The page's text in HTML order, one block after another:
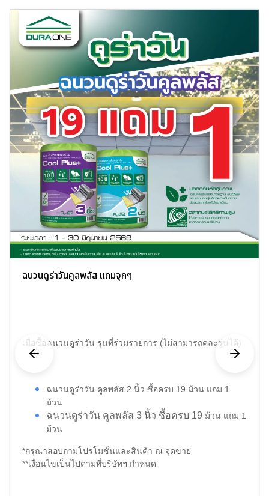
ฉนวนดูร่าวันคูลพลัส แถมจุกๆ
เมื่อซื้อฉนวนดูร่าวัน รุ่นที่ร่วมรายการ (ไม่สามารถคละรุ่นได้)
ฉนวนดูร่าวัน คูลพลัส 2 นิ้ว ซื้อครบ 19 ม้วน แถม 1
ม้วน
ฉนวนดูร่าวัน คูลพลัส 3 นิ้ว ซื้อครบ 19 ม้วน แถม 1
ม้วน
*กรุณาสอบถามโปรโมชั่นและสินค้า ณ จุดขาย
**เงื่อนไขเป็นไปตามที่บริษัทฯ กำหนด